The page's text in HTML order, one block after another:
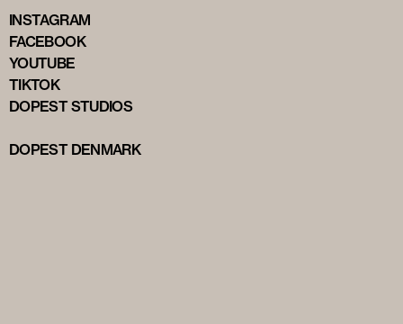
INSTAGRAM
FACEBOOK
YOUTUBE
TIKTOK
DOPEST STUDIOS
DOPEST DENMARK